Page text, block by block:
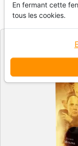
Référence
Editeur ARTEDIS
En fermant cette
tous les cookies.